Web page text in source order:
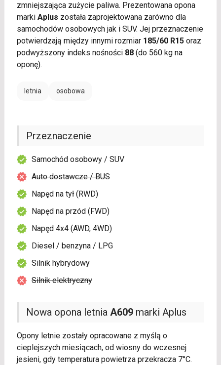
zmniejszająca zużycie paliwa. Prezentowana opona
marki Aplus została zaprojektowana zarówno dla
samochodów osobowych jak i SUV. Jej przeznaczenie
potwierdzają między innymi rozmiar 185/60 R15oraz
podwyższony indeks nośności 88(do 560 kg na
oponę).
letnia osobowa
Nowa opona letnia A609marki Aplus
Opony letnie zostały opracowane z myślą o
cieplejszych miesiącach, od wiosny do wczesnej
jesieni, gdy temperatura powietrza przekracza 7°C.
Przeznaczenie
Samochód osobowy / SUV
Auto dostawcze / BUS
Napęd na tył (RWD)
Napęd na przód (FWD)
Napęd 4x4 (AWD, 4WD)
Diesel / benzyna / LPG
Silnik hybrydowy
Silnik elektryczny